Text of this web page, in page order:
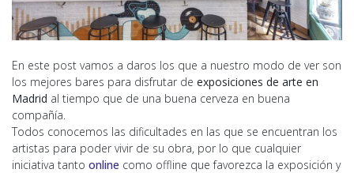
En este post vamos a daros los que a nuestro modo de ver son
los mejores bares para disfrutar de exposiciones de arte en
Madrid al tiempo que de una buena cerveza en buena
compañía.
Todos conocemos las dificultades en las que se encuentran los
artistas para poder vivir de su obra, por lo que cualquier
iniciativa tanto online como offline que favorezca la exposición y